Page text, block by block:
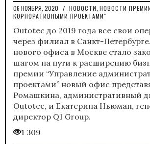
06 НОЯБРЯ, 2020 / НОВОСТИ НОВОСТИ
КОРПОРАТИВНЫМИ ПРОЕКТАМИ"
Outotec до 2019 года все свои
через филиал в Санкт-
нового офиса в Москве стало
шагом на пути к расширению
премии “Управление
проектами” новый офис
Ромашкина, административный
Outotec, и Екатерина Ньюман,
директор Q1 Group.
1 309